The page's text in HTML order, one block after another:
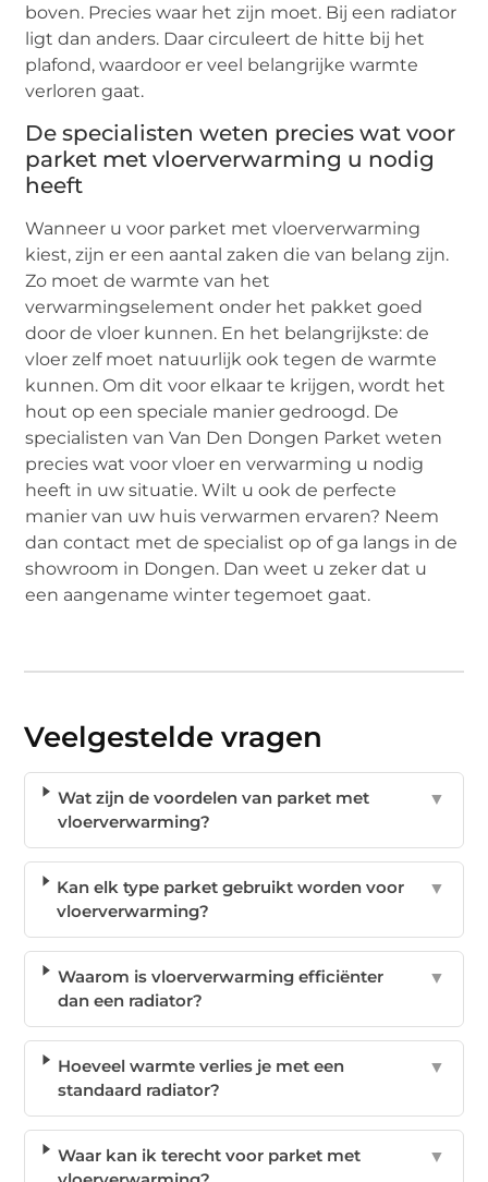
boven. Precies waar het zijn moet. Bij een radiator
ligt dan anders. Daar circuleert de hitte bij het
plafond, waardoor er veel belangrijke warmte
verloren gaat.
De specialisten weten precies wat voor
parket met vloerverwarming u nodig
heeft
Wanneer u voor parket met vloerverwarming
kiest, zijn er een aantal zaken die van belang zijn.
Zo moet de warmte van het
verwarmingselement onder het pakket goed
door de vloer kunnen. En het belangrijkste: de
vloer zelf moet natuurlijk ook tegen de warmte
kunnen. Om dit voor elkaar te krijgen, wordt het
hout op een speciale manier gedroogd. De
specialisten van Van Den Dongen Parket weten
precies wat voor vloer en verwarming u nodig
heeft in uw situatie. Wilt u ook de perfecte
manier van uw huis verwarmen ervaren? Neem
dan contact met de specialist op of ga langs in de
showroom in Dongen. Dan weet u zeker dat u
een aangename winter tegemoet gaat.
Veelgestelde vragen
Wat zijn de voordelen van parket met
vloerverwarming?
▼
Kan elk type parket gebruikt worden voor
vloerverwarming?
▼
Waarom is vloerverwarming efficiënter
dan een radiator?
▼
Hoeveel warmte verlies je met een
standaard radiator?
▼
Waar kan ik terecht voor parket met
▼